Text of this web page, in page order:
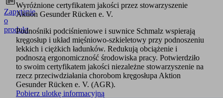
Zapytanie
o
produkt
Wyróżnione certyfikatem jakości przez stowarzyszenie
Aktion Gesunder Rücken e. V.
Podnośniki podciśnieniowe i suwnice Schmalz wspierają
kręgosłup i układ mięśniowo-szkieletowy przy podnoszeniu
lekkich i ciężkich ładunków. Redukują obciążenie i
podnoszą ergonomiczność środowiska pracy. Potwierdziło
to swoim certyfikatem jakości niezależne stowarzyszenie na
rzecz przeciwdziałania chorobom kręgosłupa Aktion
Gesunder Rücken e. V. (AGR).
Pobierz ulotkę informacyjną